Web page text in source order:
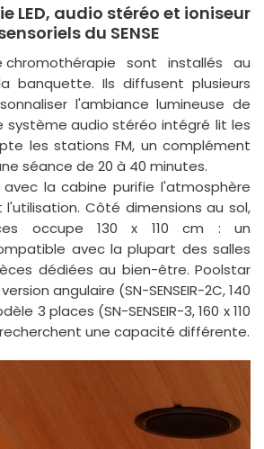
LED, audio stéréo et ioniseur
du SENSE
chromothérapie sont installés au
banquette. Ils diffusent plusieurs
l'ambiance lumineuse de
système audio stéréo intégré lit les
les stations FM, un complément
séance de 20 à 40 minutes.
avec la cabine purifie l'atmosphère
Côté dimensions au sol,
occupe 130 x 110 cm : un
avec la plupart des salles
dédiées au bien-être. Poolstar
angulaire (SN-SENSEIR-2C, 140
3 places (SN-SENSEIR-3, 160 x 110
une capacité différente.